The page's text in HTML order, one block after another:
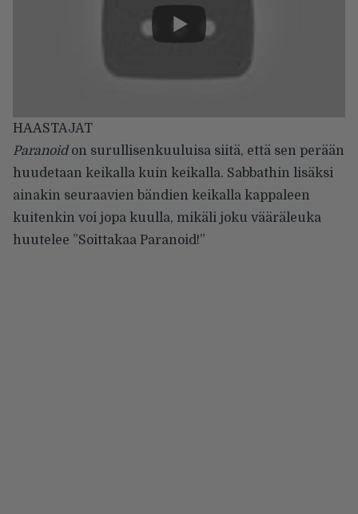
HAASTAJAT
Paranoidon surullisenkuuluisa siitä, että sen perään
huudetaan keikalla kuin keikalla. Sabbathin lisäksi
ainakin seuraavien bändien keikalla kappaleen
kuitenkin voi jopa kuulla, mikäli joku vääräleuka
huutelee ”Soittakaa Paranoid!”